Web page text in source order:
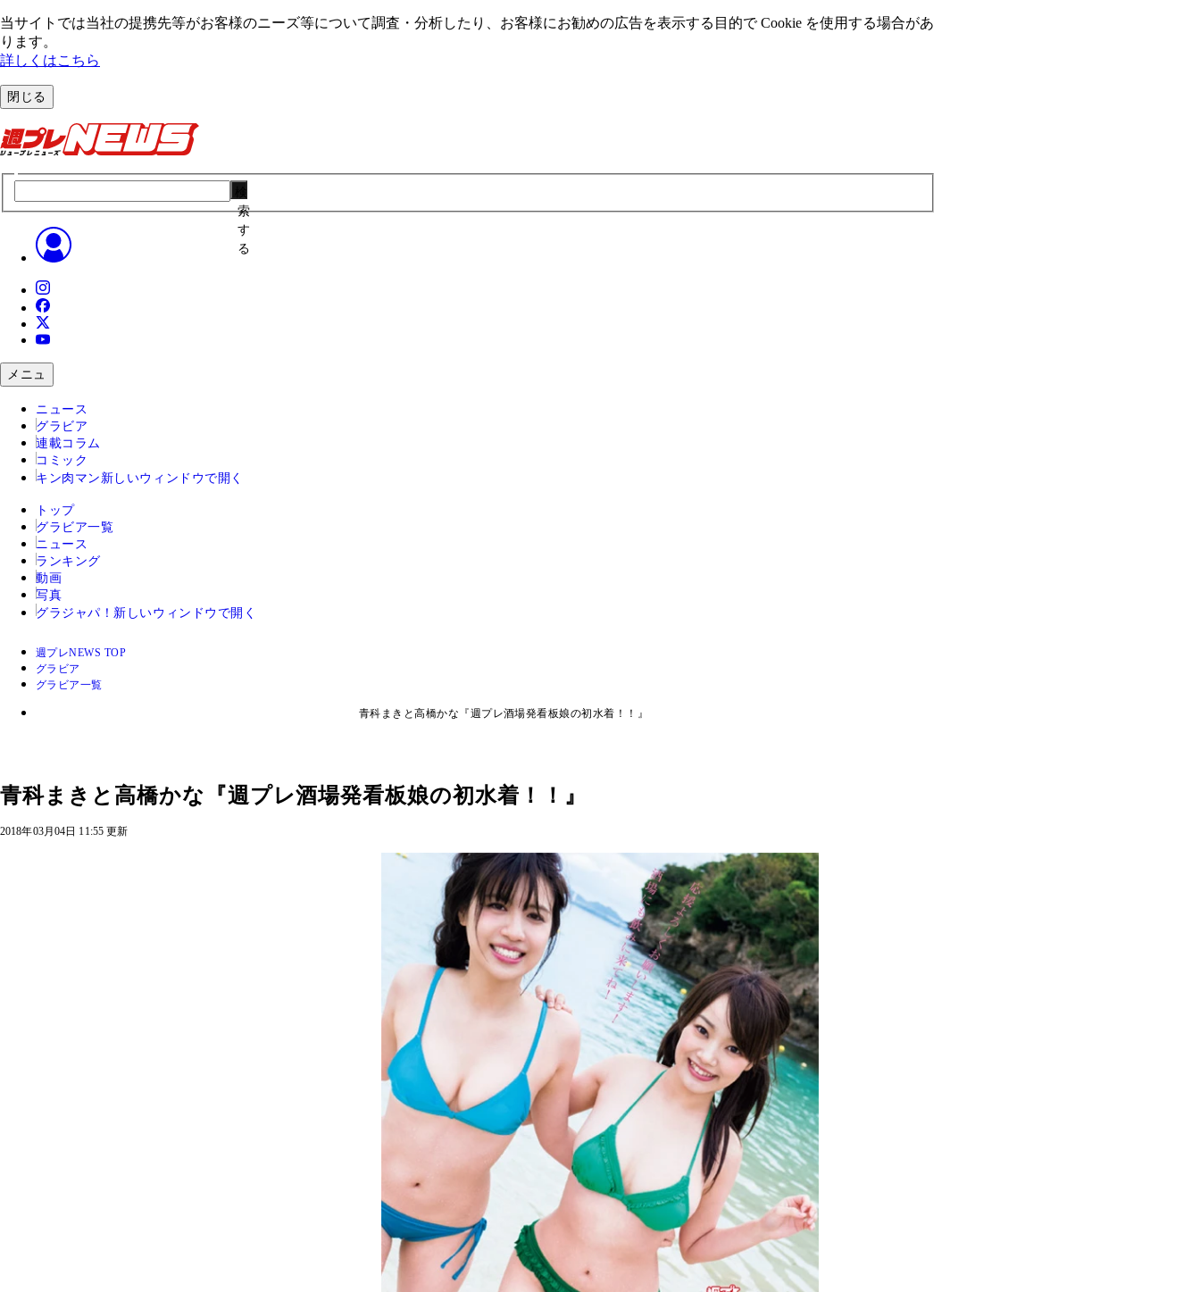
当サイトでは当社の提携先等がお客様のニーズ等について調査・分析したり、お客様にお勧めの広告を表⽰する⽬的で Cookie を使⽤する場合があ
ります。
詳しくはこちら
閉じる
索
す
る
メニュ
ニュース
グラビア
連載コラム
コミック
キン肉マン 新しいウィンドウで開く
トップ
グラビア一覧
ニュース
ランキング
動画
写真
グラジャパ！ 新しいウィンドウで開く
週プレNEWS TOP
グラビア
グラビア一覧
青科まきと高橋かな『週プレ酒場発看板娘の初水着！！』
青科まきと高橋かな『週プレ酒場発看板娘の初水着！！』
2018年03月04日 11:55 更新